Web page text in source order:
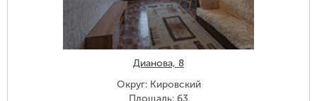
Дианова, 8
Округ: Кировский